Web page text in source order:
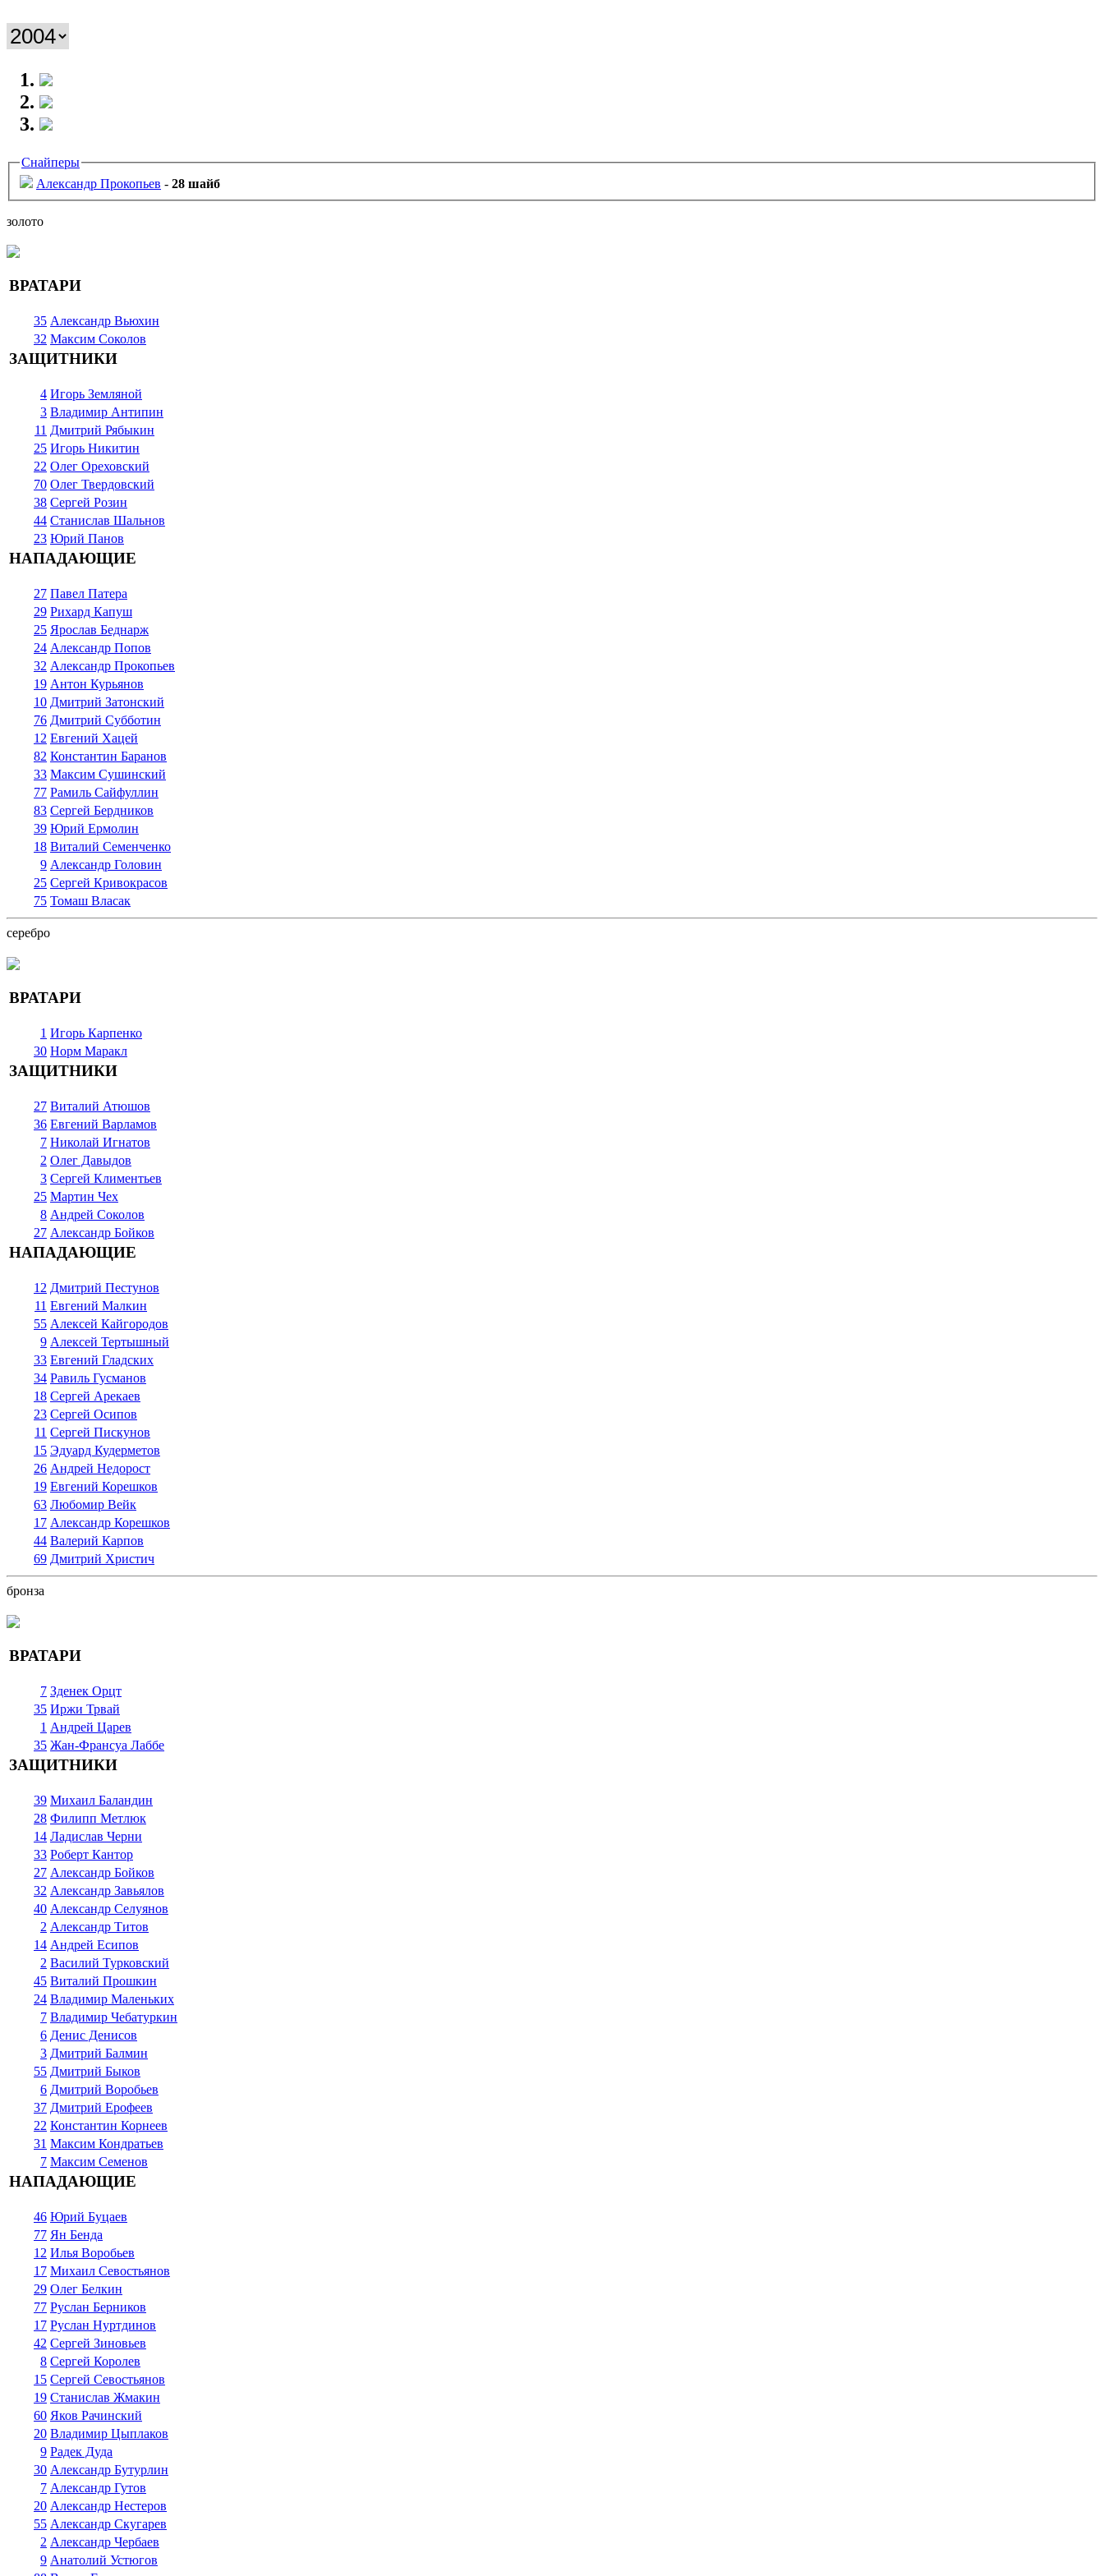
Снайперы
Александр Прокопьев - 28 шайб
золото
ВРАТАРИ
35 Александр Вьюхин
32 Максим Соколов
ЗАЩИТНИКИ
4 Игорь Земляной
3 Владимир Антипин
11 Дмитрий Рябыкин
25 Игорь Никитин
22 Олег Ореховский
70 Олег Твердовский
38 Сергей Розин
44 Станислав Шальнов
23 Юрий Панов
НАПАДАЮЩИЕ
27 Павел Патера
29 Рихард Капуш
25 Ярослав Беднарж
24 Александр Попов
32 Александр Прокопьев
19 Антон Курьянов
10 Дмитрий Затонский
76 Дмитрий Субботин
12 Евгений Хацей
82 Константин Баранов
33 Максим Сушинский
77 Рамиль Сайфуллин
83 Сергей Бердников
39 Юрий Ермолин
18 Виталий Семенченко
9 Александр Головин
25 Сергей Кривокрасов
75 Томаш Власак
серебро
ВРАТАРИ
1 Игорь Карпенко
30 Норм Маракл
ЗАЩИТНИКИ
27 Виталий Атюшов
36 Евгений Варламов
7 Николай Игнатов
2 Олег Давыдов
3 Сергей Климентьев
25 Мартин Чех
8 Андрей Соколов
27 Александр Бойков
НАПАДАЮЩИЕ
12 Дмитрий Пестунов
11 Евгений Малкин
55 Алексей Кайгородов
9 Алексей Тертышный
33 Евгений Гладских
34 Равиль Гусманов
18 Сергей Арекаев
23 Сергей Осипов
11 Сергей Пискунов
15 Эдуард Кудерметов
26 Андрей Недорост
19 Евгений Корешков
63 Любомир Вейк
17 Александр Корешков
44 Валерий Карпов
69 Дмитрий Христич
бронза
ВРАТАРИ
7 Зденек Орцт
35 Иржи Трвай
1 Андрей Царев
35 Жан-Франсуа Лаббе
ЗАЩИТНИКИ
39 Михаил Баландин
28 Филипп Метлюк
14 Ладислав Черни
33 Роберт Кантор
27 Александр Бойков
32 Александр Завьялов
40 Александр Селуянов
2 Александр Титов
14 Андрей Есипов
2 Василий Турковский
45 Виталий Прошкин
24 Владимир Маленьких
7 Владимир Чебатуркин
6 Денис Денисов
3 Дмитрий Балмин
55 Дмитрий Быков
6 Дмитрий Воробьев
37 Дмитрий Ерофеев
22 Константин Корнеев
31 Максим Кондратьев
7 Максим Семенов
НАПАДАЮЩИЕ
46 Юрий Буцаев
77 Ян Бенда
12 Илья Воробьев
17 Михаил Севостьянов
29 Олег Белкин
77 Руслан Берников
17 Руслан Нуртдинов
42 Сергей Зиновьев
8 Сергей Королев
15 Сергей Севостьянов
19 Станислав Жмакин
60 Яков Рачинский
20 Владимир Цыплаков
9 Радек Дуда
30 Александр Бутурлин
7 Александр Гутов
20 Александр Нестеров
55 Александр Скугарев
2 Александр Чербаев
9 Анатолий Устюгов